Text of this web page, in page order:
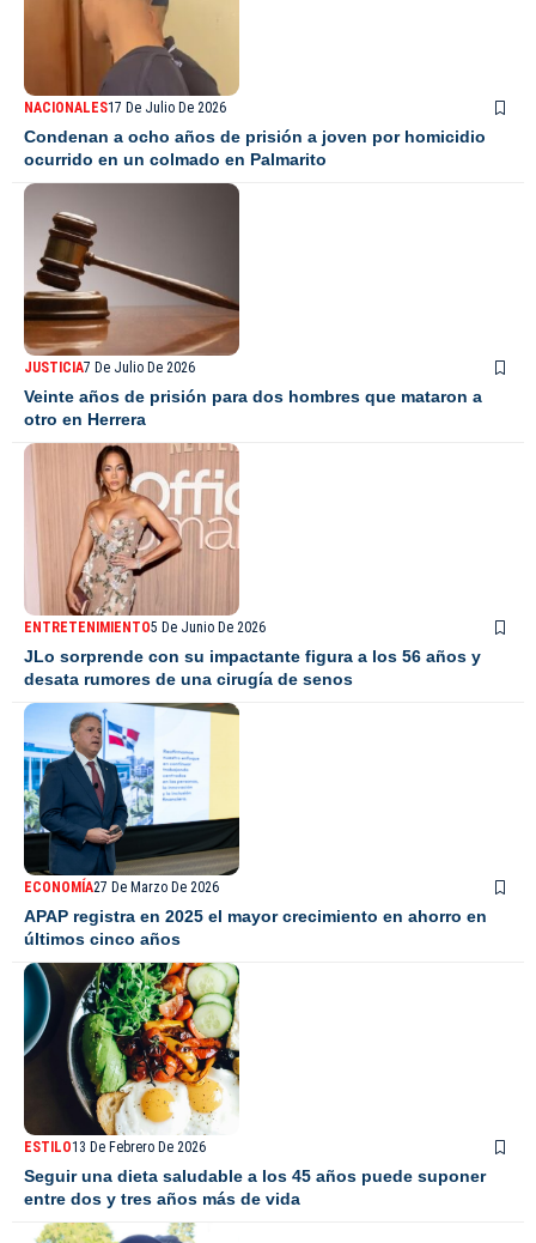
NACIONALES17 De Julio De 2026
Condenan a ocho años de prisión a joven por homicidio
ocurrido en un colmado en Palmarito
JUSTICIA7 De Julio De 2026
Veinte años de prisión para dos hombres que mataron a
otro en Herrera
ENTRETENIMIENTO5 De Junio De 2026
JLo sorprende con su impactante figura a los 56 años y
desata rumores de una cirugía de senos
ECONOMÍA27 De Marzo De 2026
APAP registra en 2025 el mayor crecimiento en ahorro en
últimos cinco años
ESTILO13 De Febrero De 2026
Seguir una dieta saludable a los 45 años puede suponer
entre dos y tres años más de vida